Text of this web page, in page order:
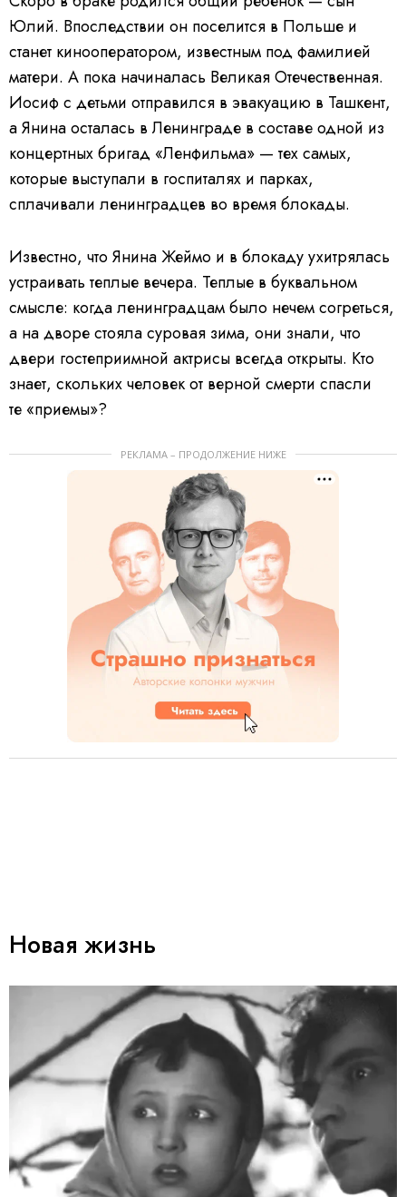
Юлий. Впоследствии он поселится в Польше и
станет кинооператором, известным под фамилией
матери. А пока начиналась Великая Отечественная.
Иосиф с детьми отправился в эвакуацию в Ташкент,
а Янина осталась в Ленинграде в составе одной из
концертных бригад «Ленфильма» — тех самых,
которые выступали в госпиталях и парках,
сплачивали ленинградцев во время блокады.
Известно, что Янина Жеймо и в блокаду ухитрялась
устраивать теплые вечера. Теплые в буквальном
смысле: когда ленинградцам было нечем согреться,
а на дворе стояла суровая зима, они знали, что
двери гостеприимной актрисы всегда открыты. Кто
знает, скольких человек от верной смерти спасли
те «приемы»?
РЕКЛАМА – ПРОДОЛЖЕНИЕ НИЖЕ
Новая жизнь